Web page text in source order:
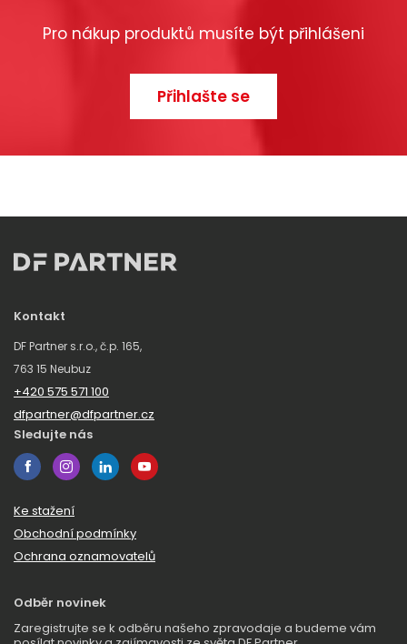
Pro nákup produktů musíte být přihlášeni
Přihlašte se
Kontakt
DF Partner s.r.o., č.p. 165,
763 15 Neubuz
+420 575 571 100
dfpartner@dfpartner.cz
Sledujte nás
Ke stažení
Obchodní podmínky
Ochrana oznamovatelů
Odběr novinek
Zaregistrujte se k odběru našeho zpravodaje a budeme vám